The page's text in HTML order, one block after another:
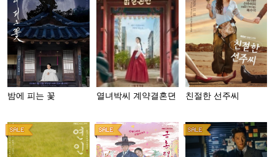
밤에 피는 꽃 열녀박씨 계약결혼뎐 친절한 선주씨